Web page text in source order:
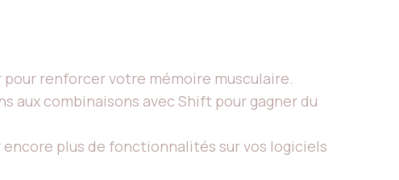
renforcer votre mémoire musculaire.
aux combinaisons avec Shift pour gagner du
plus de fonctionnalités sur vos logiciels